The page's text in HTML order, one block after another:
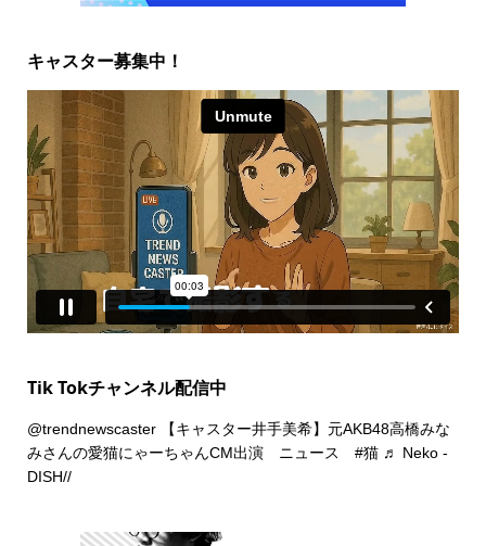
キャスター募集中！
Tik Tokチャンネル配信中
@trendnewscaster【キャスター井手美希】元AKB48高橋みな
みさんの愛猫にゃーちゃんCM出演 ニュース #猫 ♬ Neko -
DISH//